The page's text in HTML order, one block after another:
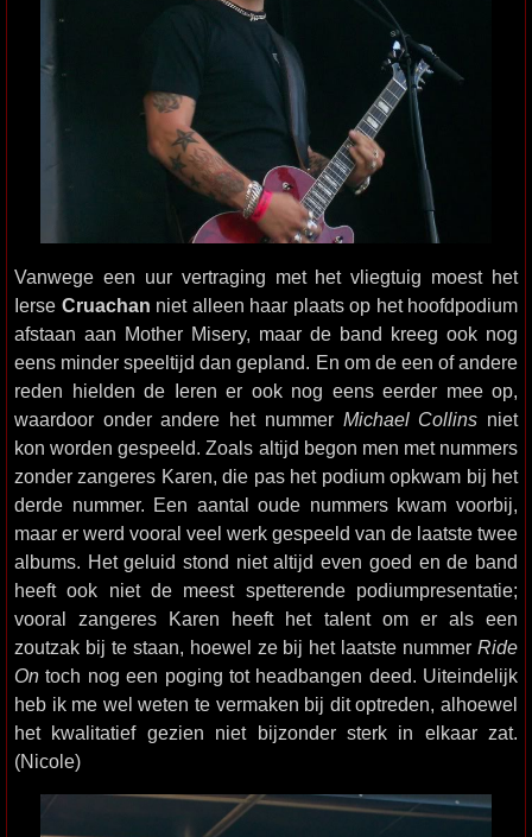
Vanwege een uur vertraging met het vliegtuig moest het
Ierse Cruachan niet alleen haar plaats op het hoofdpodium
afstaan aan Mother Misery, maar de band kreeg ook nog
eens minder speeltijd dan gepland. En om de een of andere
reden hielden de Ieren er ook nog eens eerder mee op,
waardoor onder andere het nummer Michael Collins niet
kon worden gespeeld. Zoals altijd begon men met nummers
zonder zangeres Karen, die pas het podium opkwam bij het
derde nummer. Een aantal oude nummers kwam voorbij,
maar er werd vooral veel werk gespeeld van de laatste twee
albums. Het geluid stond niet altijd even goed en de band
heeft ook niet de meest spetterende podiumpresentatie;
vooral zangeres Karen heeft het talent om er als een
zoutzak bij te staan, hoewel ze bij het laatste nummer Ride
On toch nog een poging tot headbangen deed. Uiteindelijk
heb ik me wel weten te vermaken bij dit optreden, alhoewel
het kwalitatief gezien niet bijzonder sterk in elkaar zat.
(Nicole)